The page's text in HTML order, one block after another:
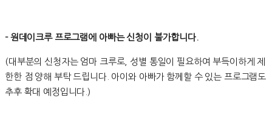
- 원데이크루 프로그램에 아빠는 신청이 불가합니다.
(대부분의 신청자는 엄마 크루로, 성별 통일이 필요하여 부득이하게 제
한한 점 양해 부탁 드립니다. 아이와 아빠가 함께할 수 있는 프로그램도
추후 확대 예정입니다.)